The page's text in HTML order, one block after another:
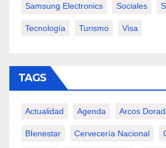
Samsung Electronics Sociales
Tecnología Turismo Visa
TAGS
Actualidad Agenda Arcos
BIenestar Cervecería Nacional